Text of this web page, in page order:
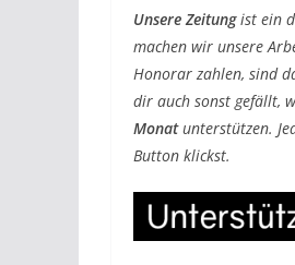
Unsere Zeitungist ein
machen wir unsere
Honorar zahlen, sind
dir auch sonst gefällt,
Monatunterstützen.
Button klickst.